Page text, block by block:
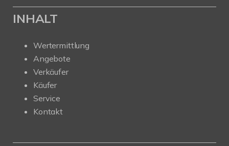
INHALT
Wertermittlung
Angebote
Verkäufer
Käufer
Service
Kontakt